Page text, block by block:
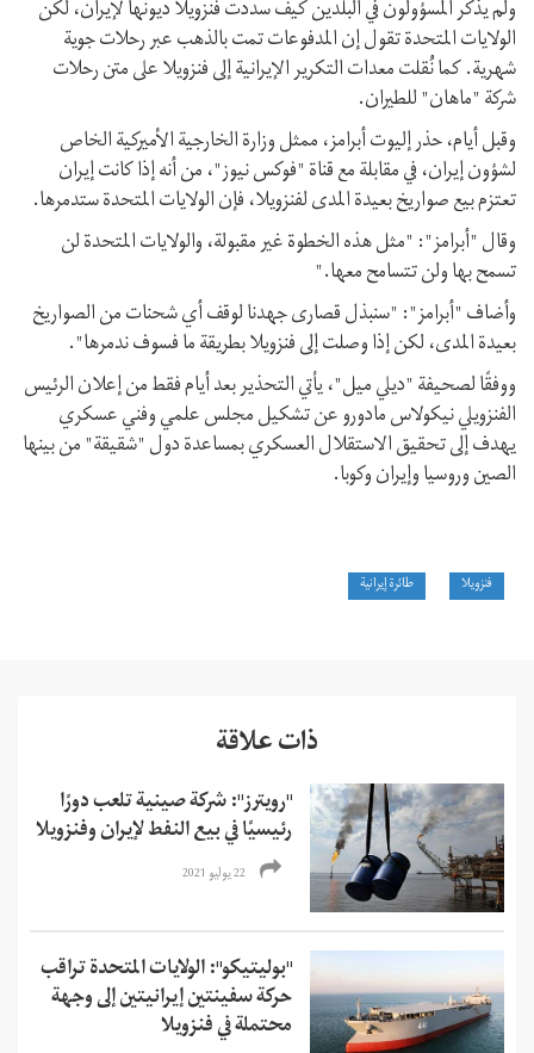
ولم يذكر المسؤولون في البلدين كيف سددت فنزويلا ديونها لإيران، لكن
الولايات المتحدة تقول إن المدفوعات تمت بالذهب عبر رحلات جوية
شهرية. كما نُقلت معدات التكرير الإيرانية إلى فنزويلا على متن رحلات
شركة "ماهان" للطيران.
وقبل أيام، حذر إليوت أبرامز، ممثل وزارة الخارجية الأميركية الخاص
لشؤون إيران، في مقابلة مع قناة "فوكس نيوز"، من أنه إذا كانت إيران
تعتزم بيع صواريخ بعيدة المدى لفنزويلا، فإن الولايات المتحدة ستدمرها.
وقال "أبرامز": "مثل هذه الخطوة غير مقبولة، والولايات المتحدة لن
تسمح بها ولن تتسامح معها."
وأضاف "أبرامز": "سنبذل قصارى جهدنا لوقف أي شحنات من الصواريخ
بعيدة المدى، لكن إذا وصلت إلى فنزويلا بطريقة ما فسوف ندمرها".
ووفقًا لصحيفة "ديلي ميل"، يأتي التحذير بعد أيام فقط من إعلان الرئيس
الفنزويلي نيكولاس مادورو عن تشكيل مجلس علمي وفني عسكري
يهدف إلى تحقيق الاستقلال العسكري بمساعدة دول "شقيقة" من بينها
الصين وروسيا وإيران وكوبا.
فنزويلا طائرة إيرانية
ذات علاقة
"رويترز": شركة صينية تلعب دورًا
رئيسيًا في بيع النفط لإيران وفنزويلا
22 يوليو 2021
"بوليتيكو": الولايات المتحدة تراقب
حركة سفينتين إيرانيتين إلى وجهة
محتملة في فنزويلا